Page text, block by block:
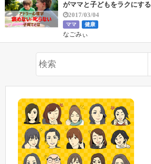
がママと子どもをラクにする
2017/03/04
ママ 健康
なごみぃ